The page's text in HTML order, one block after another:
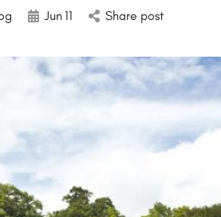
Jun11 Share post